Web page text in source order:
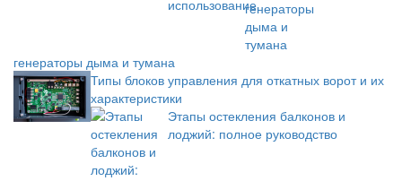
генераторы дыма и тумана
Типы блоков управления для откатных ворот и их
характеристики
Этапы остекления балконов и
лоджий: полное руководство